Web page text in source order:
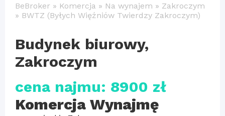
BeBroker » Komercja » Na wynajem » Zakroczym
» BWTZ (Byłych Więźniów Twierdzy Zakroczym)
Budynek biurowy,
Zakroczym
cena najmu: 8900 zł
Komercja Wynajmę